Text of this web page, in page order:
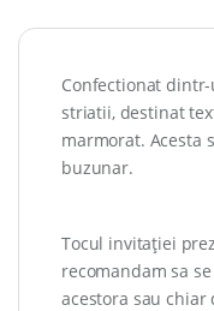
Confectionat
striatii, destinat
marmorat. Acesta
buzunar.
Tocul invitației
recomandam sa
acestora sau